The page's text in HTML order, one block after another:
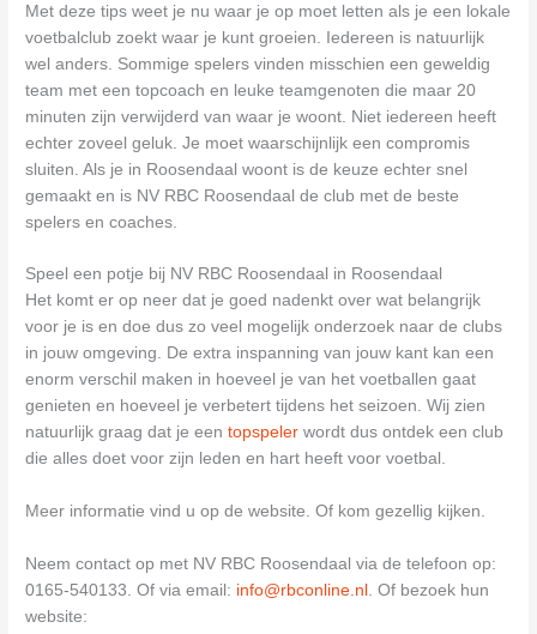
Met deze tips weet je nu waar je op moet letten als je een lokale
voetbalclub zoekt waar je kunt groeien. Iedereen is natuurlijk
wel anders. Sommige spelers vinden misschien een geweldig
team met een topcoach en leuke teamgenoten die maar 20
minuten zijn verwijderd van waar je woont. Niet iedereen heeft
echter zoveel geluk. Je moet waarschijnlijk een compromis
sluiten. Als je in Roosendaal woont is de keuze echter snel
gemaakt en is NV RBC Roosendaal de club met de beste
spelers en coaches.
Speel een potje bij NV RBC Roosendaal in Roosendaal
Het komt er op neer dat je goed nadenkt over wat belangrijk
voor je is en doe dus zo veel mogelijk onderzoek naar de clubs
in jouw omgeving. De extra inspanning van jouw kant kan een
enorm verschil maken in hoeveel je van het voetballen gaat
genieten en hoeveel je verbetert tijdens het seizoen. Wij zien
natuurlijk graag dat je eentopspeler wordt dus ontdek een club
die alles doet voor zijn leden en hart heeft voor voetbal.
Meer informatie vind u op de website. Of kom gezellig kijken.
Neem contact op met NV RBC Roosendaal via de telefoon op:
0165-540133. Of via email: info@rbconline.nl . Of bezoek hun
website: